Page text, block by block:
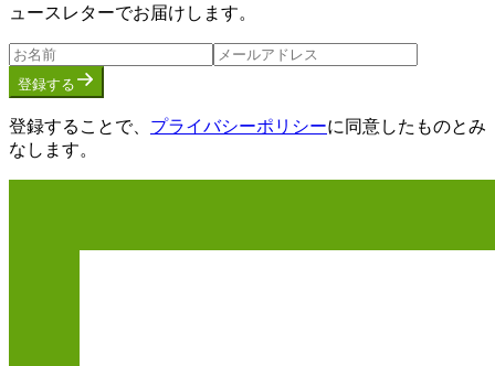
ュースレターでお届けします。
登録する
登録することで、 プライバシーポリシーに同意したものとみ
なします。